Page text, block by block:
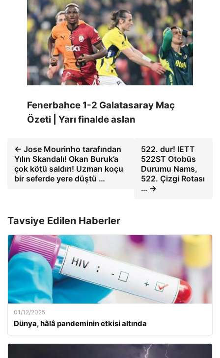
Fenerbahce 1-2 Galatasaray Maç
Özeti | Yarı finalde aslan
← Jose Mourinho tarafından
Yılın Skandalı! Okan Buruk’a
çok kötü saldırı! Uzman koçu
bir seferde yere düştü …
522. dur! IETT
522ST Otobüs
Durumu Nams,
522. Çizgi Rotası
… →
Tavsiye Edilen Haberler
01/12/2025
Dünya, hâlâ pandeminin etkisi altında